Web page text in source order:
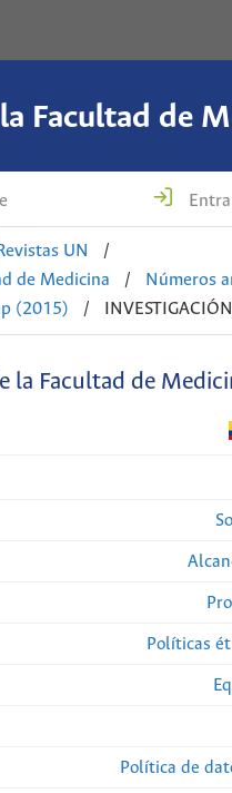
Facultad de
UN
/
de Medicina
/
Números
(2015) /
la Facultad de
Políticas
Política de